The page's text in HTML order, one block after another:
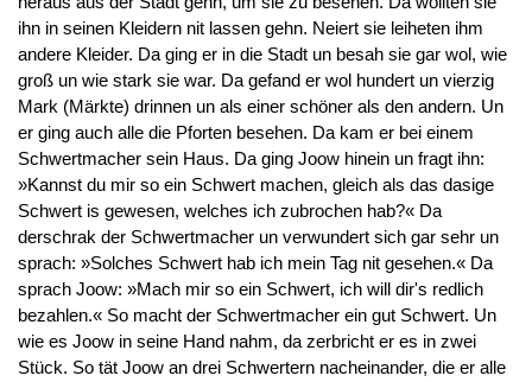
ihn in seinen Kleidern nit lassen gehn. Neiert sie leiheten ihm
andere Kleider. Da ging er in die Stadt un besah sie gar wol, wie
groß un wie stark sie war. Da gefand er wol hundert un vierzig
Mark (Märkte) drinnen un als einer schöner als den andern. Un
er ging auch alle die Pforten besehen. Da kam er bei einem
Schwertmacher sein Haus. Da ging Joow hinein un fragt ihn:
»Kannst du mir so ein Schwert machen, gleich als das dasige
Schwert is gewesen, welches ich zubrochen hab?« Da
derschrak der Schwertmacher un verwundert sich gar sehr un
sprach: »Solches Schwert hab ich mein Tag nit gesehen.« Da
sprach Joow: »Mach mir so ein Schwert, ich will dir's redlich
bezahlen.« So macht der Schwertmacher ein gut Schwert. Un
wie es Joow in seine Hand nahm, da zerbricht er es in zwei
Stück. So tät Joow an drei Schwertern nacheinander, die er alle